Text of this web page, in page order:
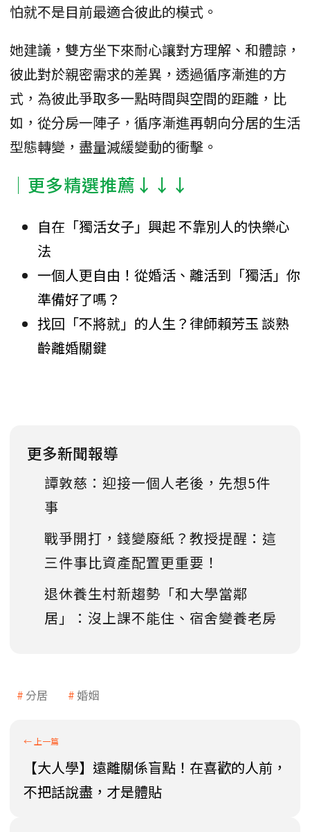
怕就不是目前最適合彼此的模式。
她建議，雙方坐下來耐心讓對方理解、和體諒，
彼此對於親密需求的差異，透過循序漸進的方
式，為彼此爭取多一點時間與空間的距離，比
如，從分房一陣子，循序漸進再朝向分居的生活
型態轉變，盡量減緩變動的衝擊。
│更多精選推薦↓↓↓
自在「獨活女子」興起 不靠別人的快樂心
法
一個人更自由！從婚活、離活到「獨活」你
準備好了嗎？
找回「不將就」的人生？律師賴芳玉 談熟
齡離婚關鍵
更多新聞報導
譚敦慈：迎接一個人老後，先想5件
事
戰爭開打，錢變廢紙？教授提醒：這
三件事比資產配置更重要！
退休養生村新趨勢「和大學當鄰
居」：沒上課不能住、宿舍變養老房
分居 婚姻
【大人學】遠離關係盲點！在喜歡的人前，
不把話說盡，才是體貼